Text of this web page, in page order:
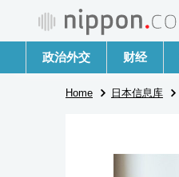
政治外交 财经
Home 日本信息库